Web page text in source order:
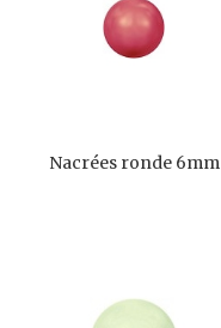
Nacrées ronde 6mm